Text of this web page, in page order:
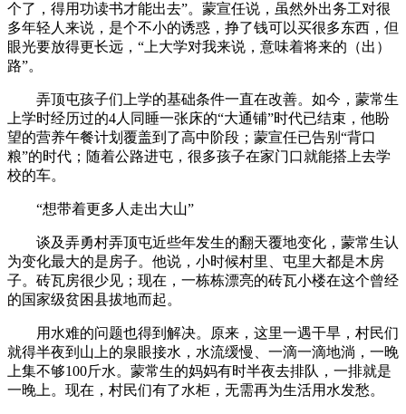
个了，得用功读书才能出去”。蒙宣任说，虽然外出务工对很
多年轻人来说，是个不小的诱惑，挣了钱可以买很多东西，但
眼光要放得更长远，“上大学对我来说，意味着将来的（出）
路”。
弄顶屯孩子们上学的基础条件一直在改善。如今，蒙常生
上学时经历过的4人同睡一张床的“大通铺”时代已结束，他盼
望的营养午餐计划覆盖到了高中阶段；蒙宣任已告别“背口
粮”的时代；随着公路进屯，很多孩子在家门口就能搭上去学
校的车。
“想带着更多人走出大山”
谈及弄勇村弄顶屯近些年发生的翻天覆地变化，蒙常生认
为变化最大的是房子。他说，小时候村里、屯里大都是木房
子。砖瓦房很少见；现在，一栋栋漂亮的砖瓦小楼在这个曾经
的国家级贫困县拔地而起。
用水难的问题也得到解决。原来，这里一遇干旱，村民们
就得半夜到山上的泉眼接水，水流缓慢、一滴一滴地淌，一晚
上集不够100斤水。蒙常生的妈妈有时半夜去排队，一排就是
一晚上。现在，村民们有了水柜，无需再为生活用水发愁。